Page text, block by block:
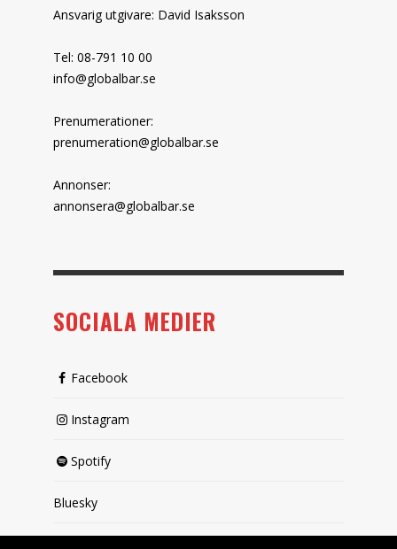
Ansvarig utgivare: David Isaksson
Tel: 08-791 10 00
info@globalbar.se
Prenumerationer:
prenumeration@globalbar.se
Annonser:
annonsera@globalbar.se
SOCIALA MEDIER
Facebook
Instagram
Spotify
Bluesky